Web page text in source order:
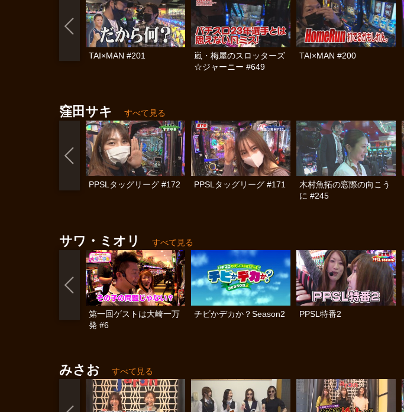
TAI×MAN #201
嵐・梅屋のスロッターズ
☆ジャーニー #649
TAI×MAN #200
窪田サキ すべて見る
PPSLタッグリーグ #172 PPSLタッグリーグ #171
木村魚拓の窓際の向こう
に #245
サワ・ミオリ すべて見る
第一回ゲストは大崎一万
発 #6
チビかデカか？Season2 PPSL特番2
みさお すべて見る